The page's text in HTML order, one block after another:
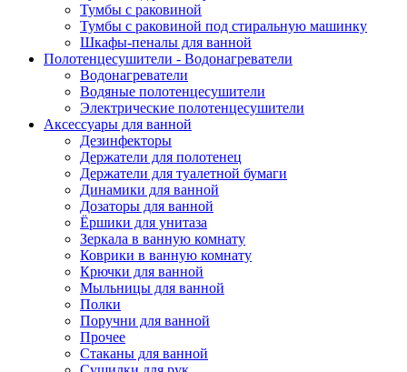
Тумбы с раковиной
Тумбы с раковиной под стиральную машинку
Шкафы-пеналы для ванной
Полотенцесушители - Водонагреватели
Водонагреватели
Водяные полотенцесушители
Электрические полотенцесушители
Аксессуары для ванной
Дезинфекторы
Держатели для полотенец
Держатели для туалетной бумаги
Динамики для ванной
Дозаторы для ванной
Ёршики для унитаза
Зеркала в ванную комнату
Коврики в ванную комнату
Крючки для ванной
Мыльницы для ванной
Полки
Поручни для ванной
Прочее
Стаканы для ванной